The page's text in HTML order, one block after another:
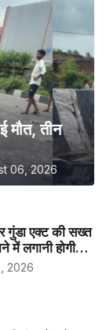
मौत, तीन
06, 2026
गुंडा एक्ट की सख्त
में लगानी होगी
2026